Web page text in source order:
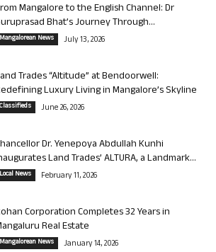
Mangalore to the English Channel: Dr
Bhat’s Journey Through...
Mangalorean News July 13, 2026
Trades “Altitude” at Bendoorwell:
Luxury Living in Mangalore’s Skyline
Classifieds June 26, 2026
Dr. Yenepoya Abdullah Kunhi
Land Trades’ ALTURA, a Landmark...
Local News February 11, 2026
Corporation Completes 32 Years in
Real Estate
Mangalorean News January 14, 2026